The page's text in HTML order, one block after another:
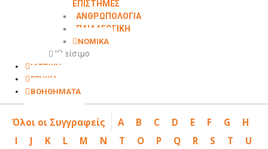
ΕΠΙΣΤΗΜΕΣ
ΑΝΘΡΩΠΟΛΟΓΙΑ
ΠΑΙΔΑΓΩΓΙΚΗ
ΝΟΜΙΚΑ
Κλείσιμο
ΙΑΤΡΙΚΗ
ΓΕΝΙΚΑ
ΒΟΗΘΗΜΑΤΑ
Όλοι οι Συγγραφείς A B C D E F G
H
I
J K L M N T O P Q R S T
U